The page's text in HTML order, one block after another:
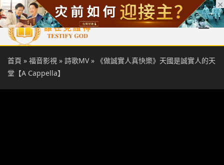
首頁 每日靈糧 天國福音 基督徒見證 信仰解答 聖經
首頁 » 福音影視 » 詩歌MV» 《做誠實人真快樂》天國是誠實人的天
堂【A Cappella】